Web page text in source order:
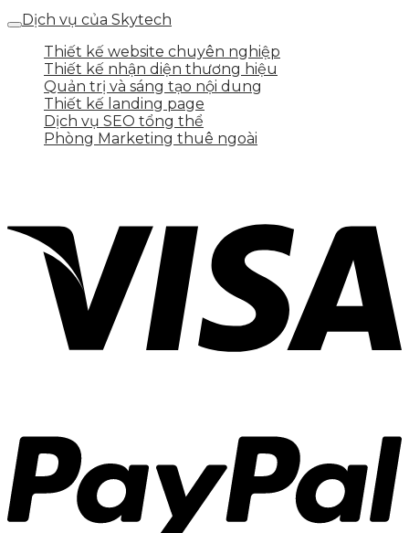
Dịch vụ của Skytech
Thiết kế website chuyên nghiệp
Thiết kế nhận diện thương hiệu
Quản trị và sáng tạo nội dung
Thiết kế landing page
Dịch vụ SEO tổng thể
Phòng Marketing thuê ngoài